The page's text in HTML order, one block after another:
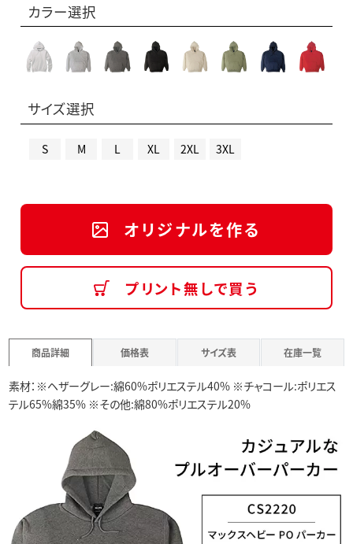
カラー選択
サイズ選択
S M L XL 2XL 3XL
オリジナルを作る
プリント無しで買う
商品詳細 価格表 サイズ表 在庫一覧
素材：※ヘザーグレー:綿60%ポリエステル40% ※チャコール:ポリエス
テル65%綿35% ※その他:綿80%ポリエステル20%